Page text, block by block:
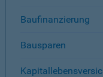
Baufinanzierung
Bausparen